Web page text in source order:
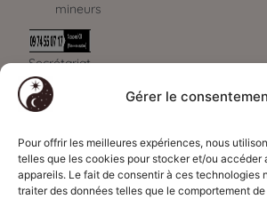
Gérer le
Pour offrir les meilleures expériences, nous
telles que les cookies pour stocker et/ou accéder
appareils. Le fait de consentir à ces technologies
traiter des données telles que le comportement
mineurs
Secrétariat
ouvert de 09h à
00h - 7J/7
sécurisés
par
CB
Code déontologie
Voyance
Code déontologie